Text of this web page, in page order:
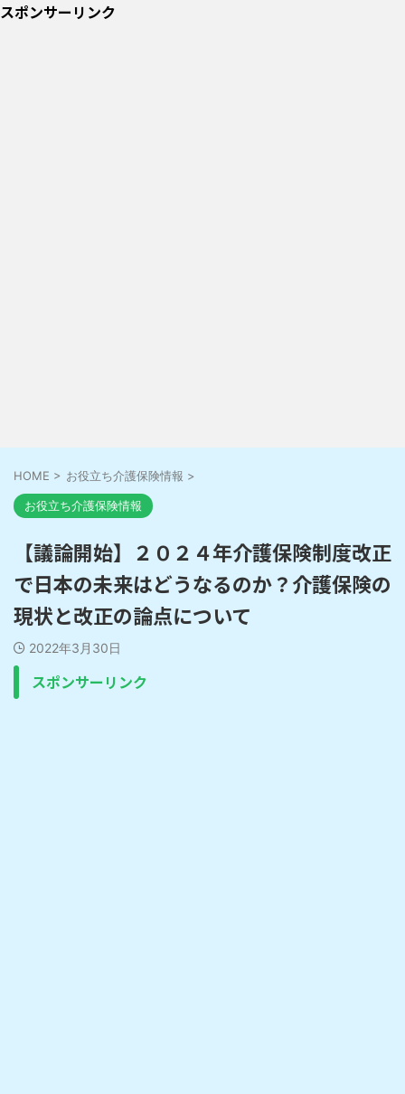
スポンサーリンク
HOME > お役立ち介護保険情報 >
お役立ち介護保険情報
【議論開始】２０２４年介護保険制度改正
で日本の未来はどうなるのか？介護保険の
現状と改正の論点について
2022年3月30日
スポンサーリンク